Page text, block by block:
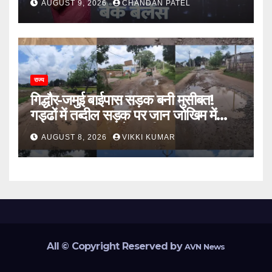
AUGUST 9, 2026 CHANDAN PATEL
राज्य
गिद्धौर-जमुई बाईपास सड़क बनी मुसीबत!
गड्ढों में तब्दील सड़क पर जान जोखिम में
डालकर सफर कर रहे ग्रामीण
AUGUST 8, 2026 VIKKI KUMAR
All © Copyright Reserved byAVN News